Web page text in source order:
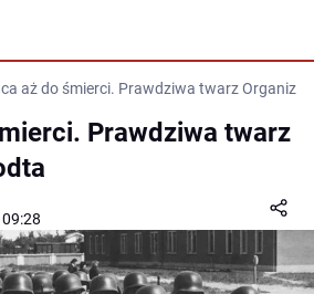
aż do śmierci. Prawdziwa twarz
Prawdziwa twarz